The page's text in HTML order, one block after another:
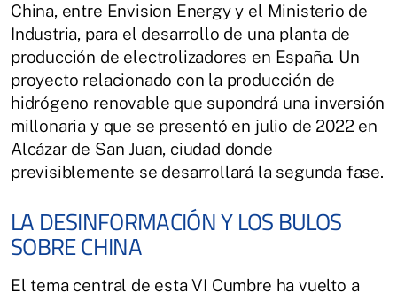
China, entre Envision Energy y el Ministerio de
Industria, para el desarrollo de una planta de
producción de electrolizadores en España. Un
proyecto relacionado con la producción de
hidrógeno renovable que supondrá una inversión
millonaria y que se presentó en julio de 2022 en
Alcázar de San Juan, ciudad donde
previsiblemente se desarrollará la segunda fase.
LA DESINFORMACIÓN Y LOS BULOS
SOBRE CHINA
El tema central de esta VI Cumbre ha vuelto a